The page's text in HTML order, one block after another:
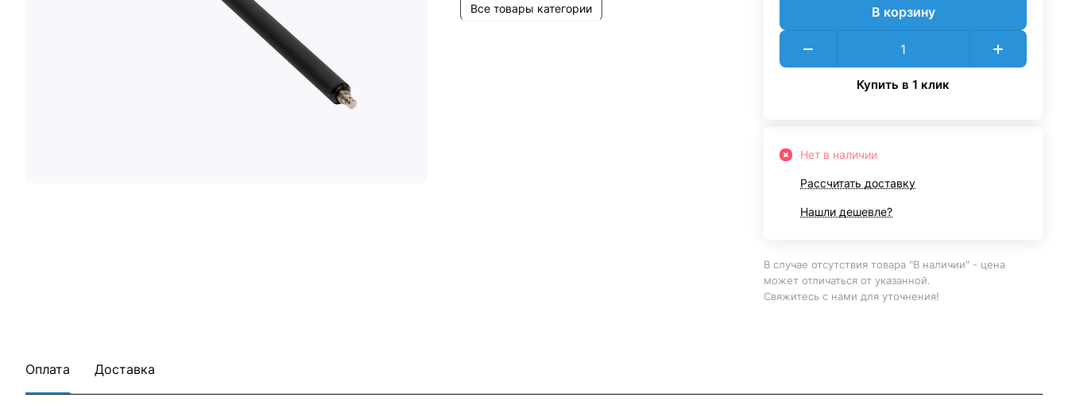
Все товары категории
В корзину
Купить в 1 клик
Нет в наличии
Рассчитать доставку
Нашли дешевле?
В случае отсутствия товара "В наличии" - цена
может отличаться от указанной.
Свяжитесь с нами для уточнения!
Оплата Доставка